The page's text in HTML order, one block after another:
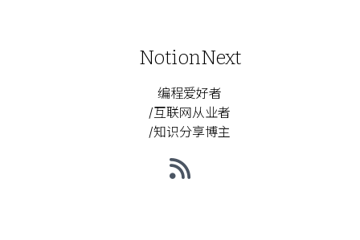
NotionNext
编程爱好者
/互联网从业者
/知识分享博主